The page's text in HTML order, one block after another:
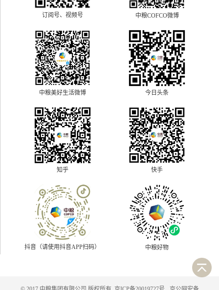
订阅号、视频号 中粮COFCO微博
中粮美好生活微博 今日头条
知乎 快手
抖音（请使用抖音APP扫码） 中粮好物